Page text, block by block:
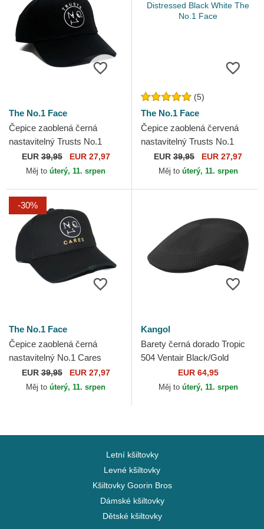
The No.1 Face
Čepice zaoblená černá
nastavitelný Trusts No.1
Black White The No.1 Face
EUR39,95 EUR 27,97
Měj to úterý, 11. srpen
(5)
The No.1 Face
Čepice zaoblená červená
nastavitelný Trusts No.1
Distressed Black White The
No.1 Face
EUR 39,95 EUR 27,97
Měj to úterý, 11. srpen
-30%
The No.1 Face
Čepice zaoblená černá
nastavitelný No.1 Cares
Distressed Black Gold The
No.1 Face
EUR39,95 EUR 27,97
Měj to úterý, 11. srpen
Kangol
Barety černá dorado Tropic
504 Ventair Black/Gold
EUR 64,95
Měj to úterý, 11. srpen
Letní kšiltovky
Levné kšiltovky
Kšiltovky Goorin Bros
Dámské kšiltovky
Dětské kšiltovky